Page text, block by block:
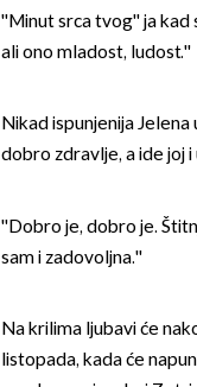
''Minut srca tvog'' ja kad
ali ono mladost, ludost.''
Nikad ispunjenija
dobro zdravlje, a ide joj i
''Dobro je, dobro je.
sam i zadovoljna.''
Na krilima ljubavi će
listopada, kada će